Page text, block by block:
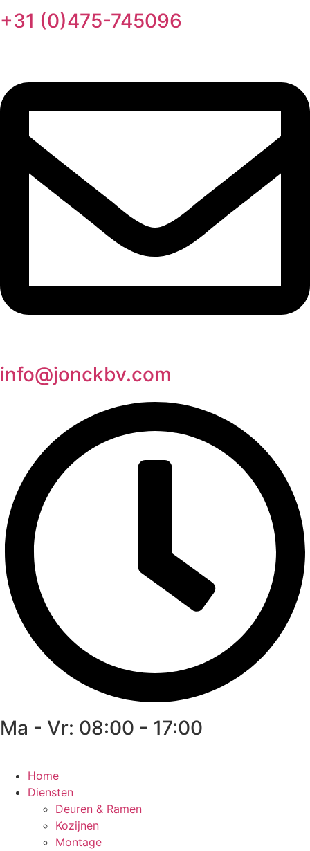
+31 (0)475-745096
info@jonckbv.com
Ma - Vr: 08:00 - 17:00
Home
Diensten
Deuren & Ramen
Kozijnen
Montage